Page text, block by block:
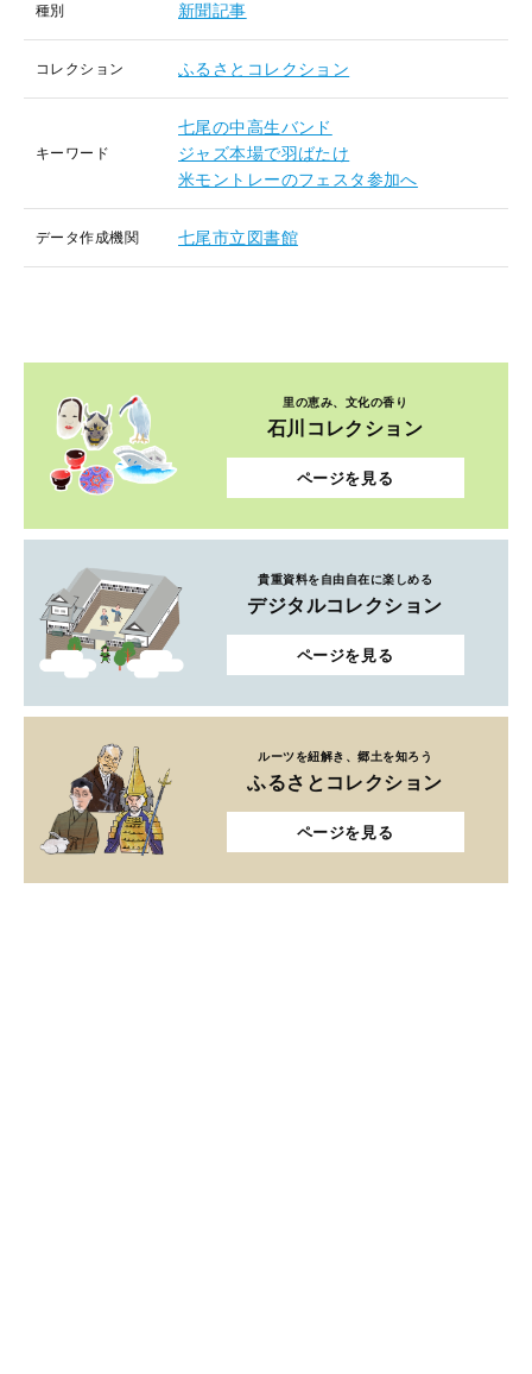
種別 新聞記事
コレクション ふるさとコレクション
キーワード
七尾の中高生バンド
ジャズ本場で羽ばたけ
米モントレーのフェスタ参加へ
データ作成機関 七尾市立図書館
里の恵み、文化の香り
石川コレクション
ページを見る
貴重資料を自由自在に楽しめる
デジタルコレクション
ページを見る
ルーツを紐解き、郷土を知ろう
ふるさとコレクション
ページを見る